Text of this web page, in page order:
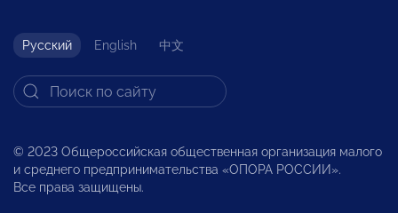
Русский English 中文
© 2023 Общероссийская общественная организация малого
и среднего предпринимательства «ОПОРА РОССИИ».
Все права защищены.